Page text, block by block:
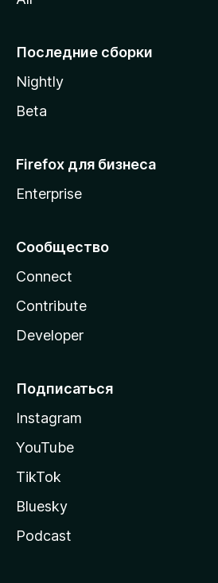
lПоследние сборки
Nightly
Beta
Firefox для бизнеса
Enterprise
Сообщество
Connect
Contribute
Developer
Подписаться
Instagram
YouTube
TikTok
Bluesky
Podcast